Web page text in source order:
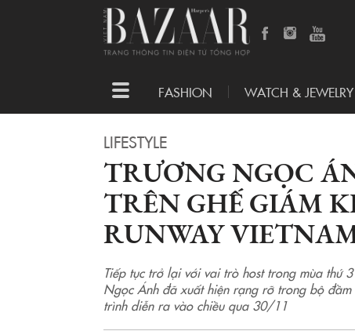
Toggle
navigation
FASHION WATCH & JEWELRY
LIFESTYLE
TRƯƠNG NGỌC
TRÊN GHẾ GIÁM
RUNWAY
Tiếp tục trở lại với vai trò host trong mùa thứ
Ngọc Ánh đã xuất hiện rạng rỡ trong bộ
trình diễn ra vào chiều qua 30/11